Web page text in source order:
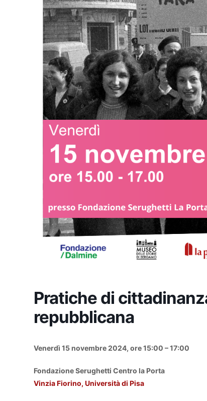
Pratiche di
repubblicana
Venerdì 15 novembre 2024, ore 15:00 – 17:00
Fondazione Serughetti Centro la Porta
Vinzia Fiorino, Università di Pisa